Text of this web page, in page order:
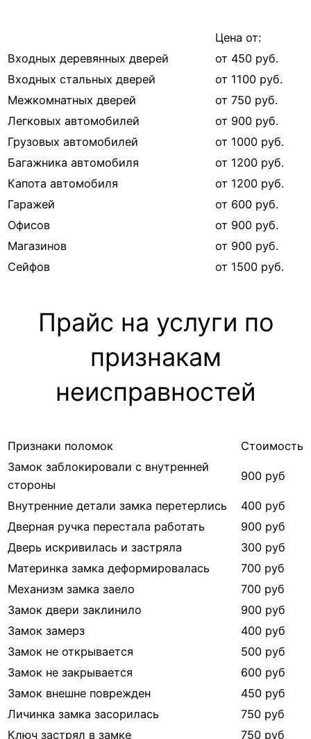
Цена от:
Входных деревянных дверей
от 450 руб.
Входных стальных дверей
от 1100 руб.
Межкомнатных дверей
от 750 руб.
Легковых автомобилей
от 900 руб.
Грузовых автомобилей
от 1000 руб.
Багажника автомобиля
от 1200 руб.
Капота автомобиля
от 1200 руб.
Гаражей
от 600 руб.
Офисов
от 900 руб.
Магазинов
от 900 руб.
Сейфов
от 1500 руб.
Прайс на услуги по
признакам
неисправностей
Признаки поломок
Стоимость
Замок заблокировали с внутренней
стороны
900 руб
Внутренние детали замка перетерлись
400 руб
Дверная ручка перестала работать
900 руб
Дверь искривилась и застряла
300 руб
Материнка замка деформировалась
700 руб
Механизм замка заело
700 руб
Замок двери заклинило
900 руб
Замок замерз
400 руб
Замок не открывается
500 руб
Замок не закрывается
600 руб
Замок внешне поврежден
450 руб
Личинка замка засорилась
750 руб
Ключ застрял в замке
750 руб